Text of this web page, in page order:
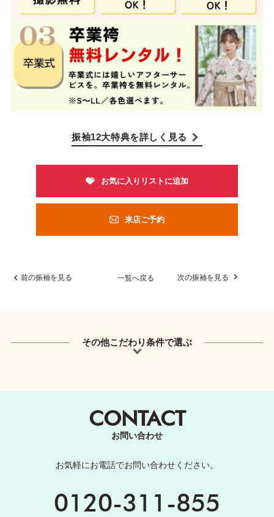
振袖12大特典を詳しく見る
来店ご予約
前の振袖を見る 一覧へ戻る 次の振袖を見る
その他こだわり条件で選ぶ
CONTACT
お問い合わせ
お気軽にお電話でお問い合わせください。
0120-311-855